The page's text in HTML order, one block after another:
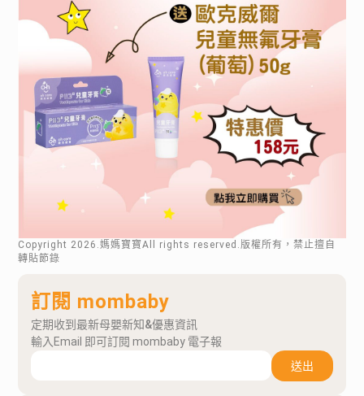
Copyright 2026 .媽媽寶寶All rights reserved.版權所有，禁止擅自
轉貼節錄
訂閱 mombaby
定期收到最新母嬰新知&優惠資訊
輸入Email 即可訂閱 mombaby 電子報
送出